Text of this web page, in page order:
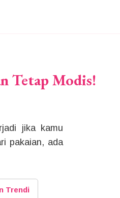
Tetap Modis!
jika kamu
pakaian, ada
Trendi